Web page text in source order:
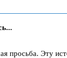
просьба. Эту